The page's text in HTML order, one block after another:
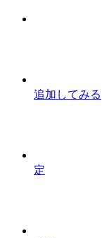
追加してみる
定